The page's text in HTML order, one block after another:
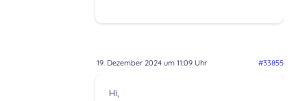
19. Dezember 2024 um 11:09 Uhr #33855
Hi,